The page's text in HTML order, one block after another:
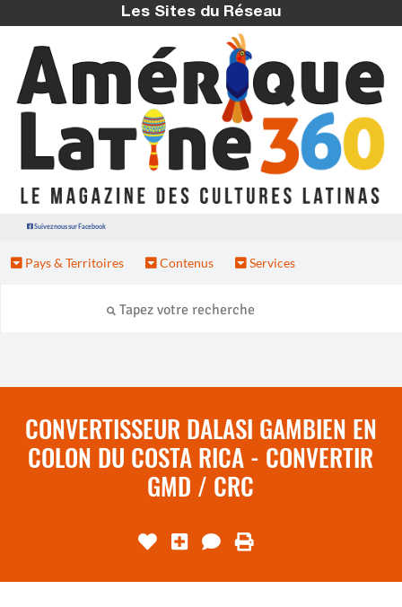
Les Sites du Réseau
Suivez nous sur Facebook
Pays & Territoires Contenus Services
CONVERTISSEUR DALASI GAMBIEN EN
COLON DU COSTA RICA - CONVERTIR
GMD / CRC